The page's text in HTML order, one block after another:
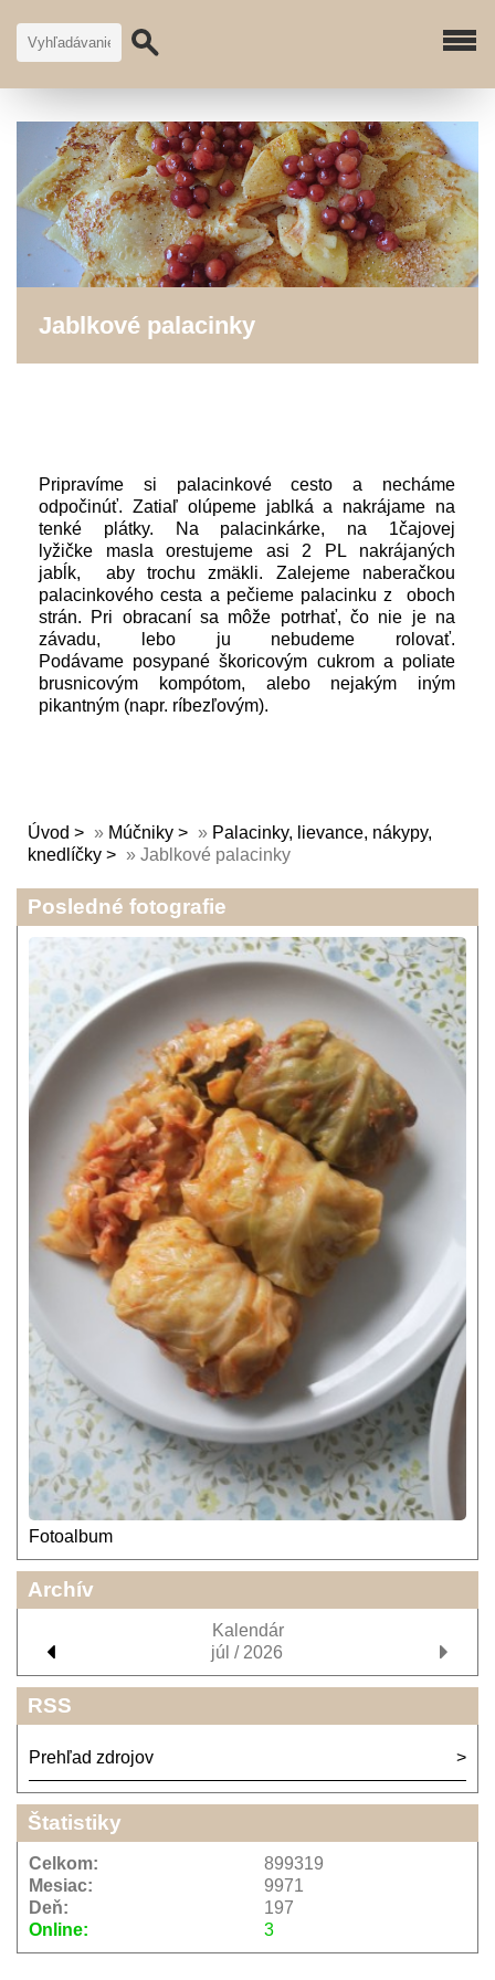
Jablkové palacinky
Pripravíme si palacinkové cesto a necháme
odpočinúť. Zatiaľ olúpeme jablká a nakrájame na
tenké plátky. Na palacinkárke, na 1čajovej
lyžičke masla orestujeme asi 2 PL nakrájaných
jabĺk, aby trochu zmäkli. Zalejeme naberačkou
palacinkového cesta a pečieme palacinku z oboch
strán. Pri obracaní sa môže potrhať, čo nie je na
závadu, lebo ju nebudeme rolovať.
Podávame posypané škoricovým cukrom a poliate
brusnicovým kompótom, alebo nejakým iným
pikantným (napr. ríbezľovým).
Úvod » Múčniky » Palacinky, lievance, nákypy,
knedlíčky
» Jablkové palacinky
Posledné fotografie
Fotoalbum
Archív
Kalendár
júl / 2026
RSS
Prehľad zdrojov
Štatistiky
Online: 3
Celkom:
899319
Mesiac:
9971
Deň:
197